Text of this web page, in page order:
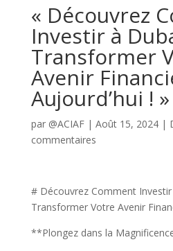
« Découvrez
Investir à
Transformer
Avenir
Aujourd’hui ! »
par @ACIAF| Août 15, 2024|
commentaires
# Découvrez Comment
Transformer Votre Avenir
**Plongez dans la